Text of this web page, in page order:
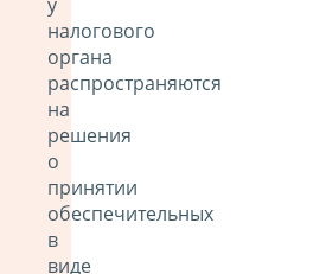
налогового
органа
распространяются
на
решения
о
принятии
обеспечительных
в
виде